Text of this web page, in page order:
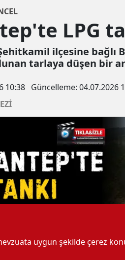
LPG
ilçesine bağlı
tarlaya düşen bir
10:38 Güncelleme: 04.07.2026
uygun şekilde çerez